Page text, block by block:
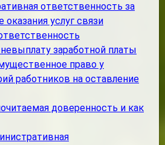
ответственность за
услуг связи
заработной платы
право у
работников на оставление
доверенность и как